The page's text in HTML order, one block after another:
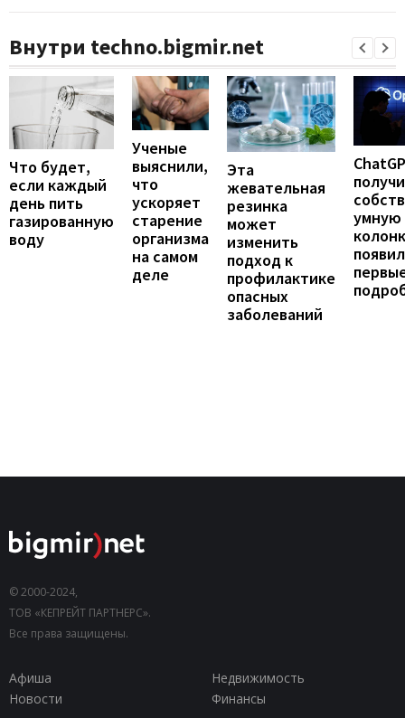
Внутри techno.bigmir.net
Что будет,
если каждый
день пить
газированную
воду
Ученые
выяснили,
что
ускоряет
старение
организма
на самом
деле
Эта
жевательная
резинка
может
изменить
подход к
профилактике
опасных
заболеваний
умную
© 2000-2024,
ТОВ «КЕПРЕЙТ ПАРТНЕРС».
Все права защищены.
Афиша
Недвижимость
Новости
Финансы